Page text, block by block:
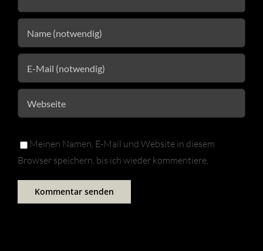
Meinen Namen, E-Mail und Website in diesem
Browser speichern, bis ich wieder kommentiere.